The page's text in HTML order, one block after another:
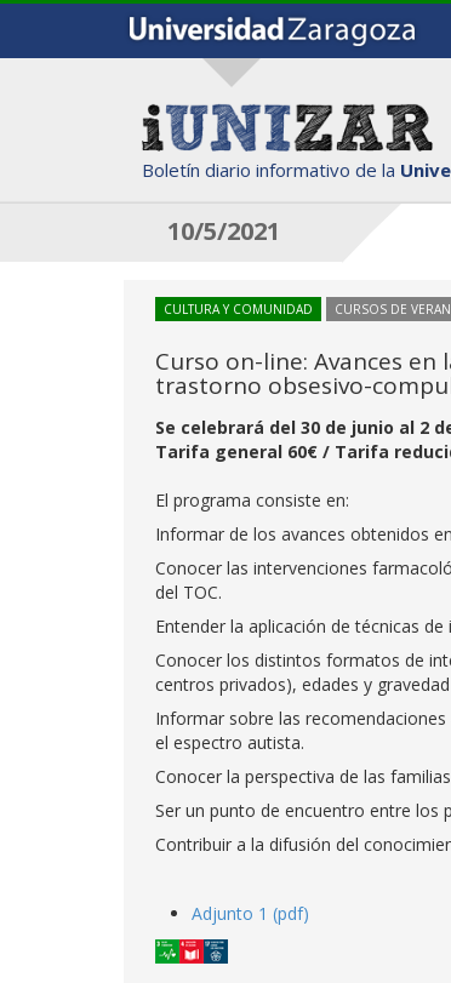
Boletín diario informativo de la
10/5/2021
CULTURA Y COMUNIDAD CURSOS DE
Curso on-line: Avances
trastorno obsesivo-
Se celebrará del 30 de junio al 2
Tarifa general 60€ / Tarifa
El programa consiste en:
Informar de los avances obtenidos
Conocer las intervenciones
del TOC.
Entender la aplicación de técnicas
Conocer los distintos formatos de
centros privados), edades y
Informar sobre las
el espectro autista.
Conocer la perspectiva de las
Ser un punto de encuentro entre los
Contribuir a la difusión del
Adjunto 1 (pdf)